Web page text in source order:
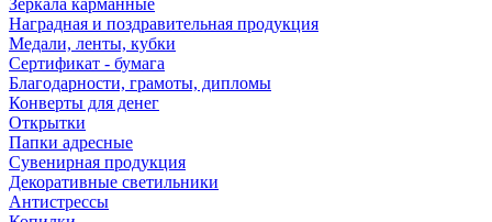
Зеркала карманные
Наградная и поздравительная продукция
Медали, ленты, кубки
Сертификат - бумага
Благодарности, грамоты, дипломы
Конверты для денег
Открытки
Папки адресные
Сувенирная продукция
Декоративные светильники
Антистрессы